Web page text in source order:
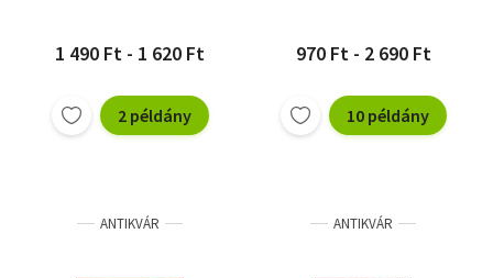
1 490 Ft - 1 620 Ft
2 példány
970 Ft - 2 690 Ft
10 példány
ANTIKVÁR ANTIKVÁR